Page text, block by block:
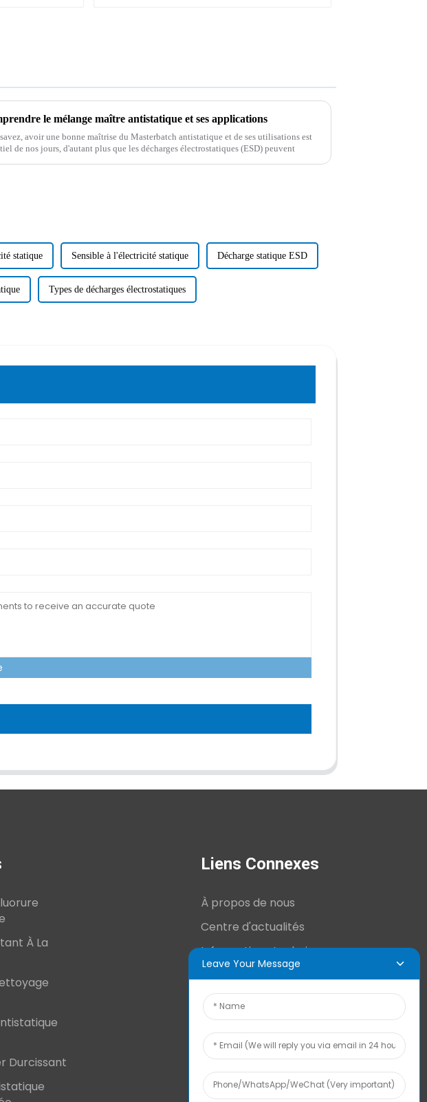
le mélange maître antistatique et ses applications
avoir une bonne maîtrise du Masterbatch antistatique et de ses utilisations est
de nos jours, d'autant plus que les décharges électrostatiques (ESD) peuvent
statique Sensible à l'électricité statique Décharge statique ESD
Types de décharges électrostatiques
À La
Durcissant
Liens Connexes
À propos de nous
Centre d'actualités
Informations techniques
Contactez-nous
Leave Your Message